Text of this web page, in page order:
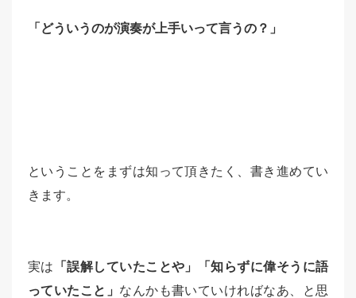
「どういうのが演奏が上手いって言うの？」
ということをまずは知って頂きたく、書き進めてい
きます。
実は
「誤解していたことや」「知らずに偉そうに語
っていたこと」 なんかも書いていければなあ、と思